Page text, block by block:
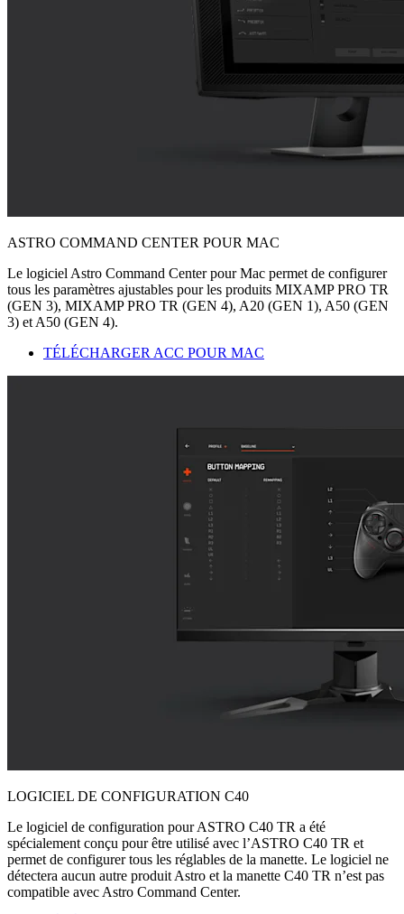
ASTRO COMMAND CENTER POUR MAC
Le logiciel Astro Command Center pour Mac permet de configurer
tous les paramètres ajustables pour les produits MIXAMP PRO TR
(GEN 3), MIXAMP PRO TR (GEN 4), A20 (GEN 1), A50 (GEN
3) et A50 (GEN 4).
TÉLÉCHARGER ACC POUR MAC
LOGICIEL DE CONFIGURATION C40
Le logiciel de configuration pour ASTRO C40 TR a été
spécialement conçu pour être utilisé avec l’ASTRO C40 TR et
permet de configurer tous les réglables de la manette. Le logiciel ne
détectera aucun autre produit Astro et la manette C40 TR n’est pas
compatible avec Astro Command Center.